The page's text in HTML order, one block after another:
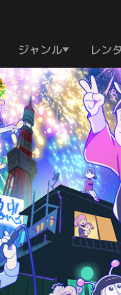
ジャンル レン